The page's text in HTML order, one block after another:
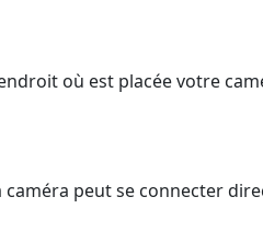
où est placée votre
peut se connecter